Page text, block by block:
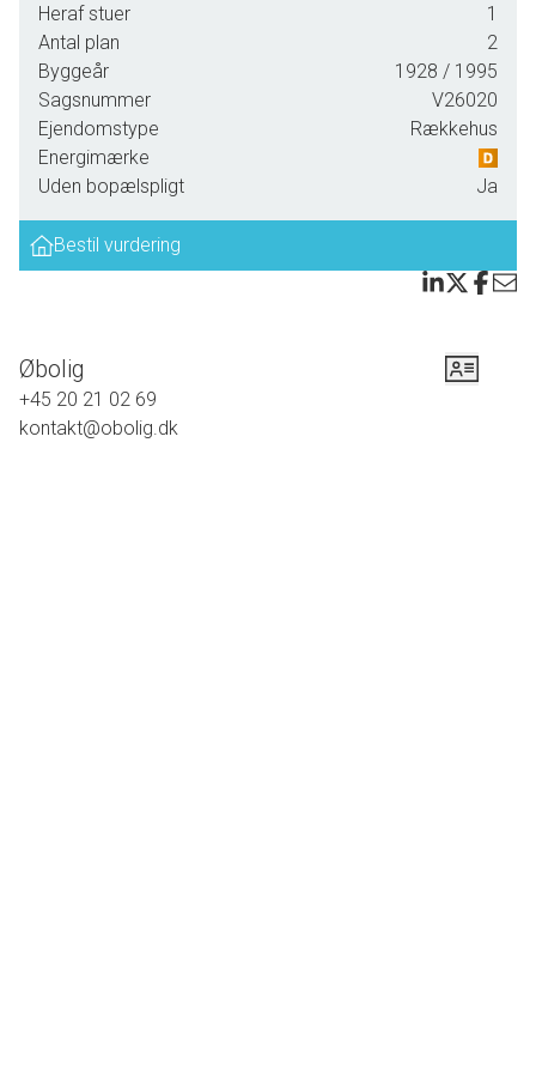
Desuden er der 3 værelser på 1. sal.
Ejendommens inventar medfølger - så oplagt til fritidsbrug,
men kan også anvendes som helårshus.
GODT BYHUS - MED SYDVENDT GÅRDHAVE - OG MED
INVENTAR
Indeholder :Entré med indgang til badeværelse samt
indgang til gennemgående stue, med videre adgang til
køkkenet, hvor der er udgang til gårdhaven og trappe til
Det hele fremstår lyst, præsentabelt - og vil sikkert
ramme de flestes smag.
Heraf stuer
1
Antal plan
2
Byggeår
1928 / 1995
Sagsnummer
V26020
Ejendomstype
Rækkehus
Energimærke
Uden bopælspligt
Ja
Bestil vurdering
Øbolig
+45 20 21 02 69
kontakt@obolig.dk